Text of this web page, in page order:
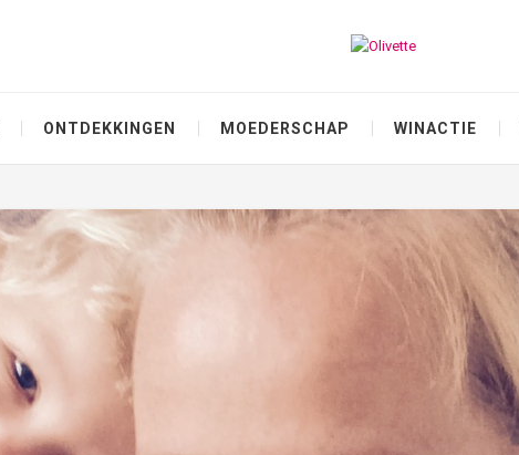
ONTDEKKINGEN MOEDERSCHAP WINACTIE